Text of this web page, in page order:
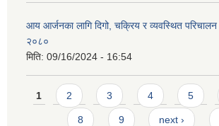
आय आर्जनका लागि दिगो, चक्रिय र व्यवस्थित परिचालन
२०८०
मिति: 09/16/2024 - 16:54
Pages
1 2 3 4 5
8 9 next ›